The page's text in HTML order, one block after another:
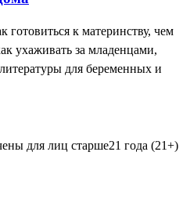
готовиться к материнству, чем
ухаживать за младенцами,
для беременных и
для лиц старше21 года (21+)